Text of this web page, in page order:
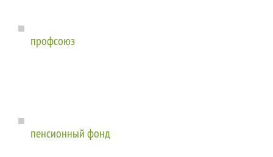
профсоюз
пенсионный фонд